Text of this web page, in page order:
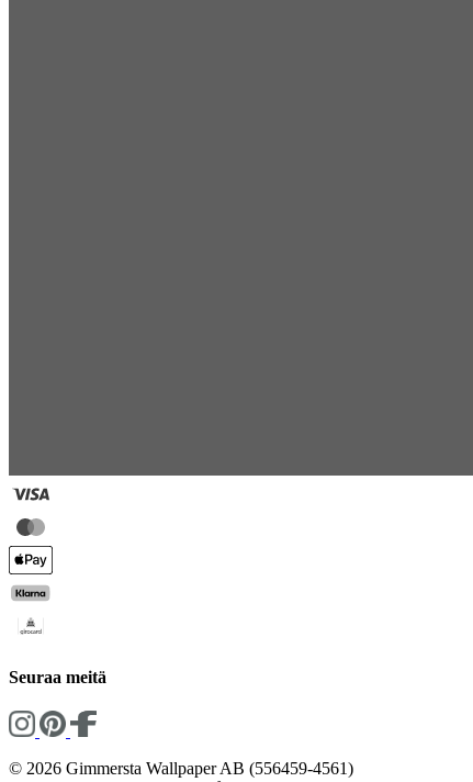
Seuraa meitä
© 2026 Gimmersta Wallpaper AB (556459-4561)